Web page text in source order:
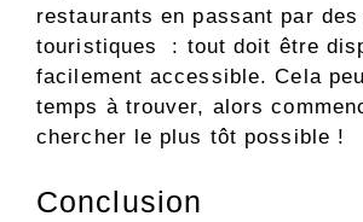
restaurants en passant par
touristiques : tout doit être
facilement accessible. Cela
temps à trouver, alors
chercher le plus tôt possible !
Conclusion